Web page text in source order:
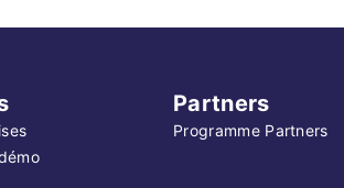
Partners
Programme Partners